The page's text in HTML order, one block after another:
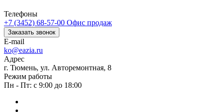
Телефоны
+7 (3452) 68-57-00 Офис продаж
Заказать звонок
E-mail
ko@eazia.ru
Адрес
г. Тюмень, ул. Авторемонтная, 8
Режим работы
Пн - Пт: с 9:00 до 18:00